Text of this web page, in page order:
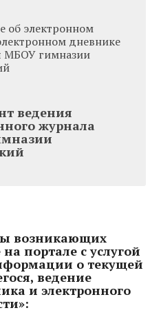
об электронном
дневнике
МБОУ гимназии
ведения
журнала
возникающих
портале с услугой
о текущей
ведение
и электронного